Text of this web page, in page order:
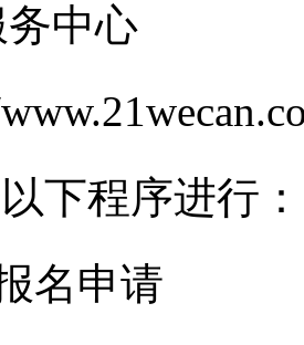
务中心
下程序进行：
名申请